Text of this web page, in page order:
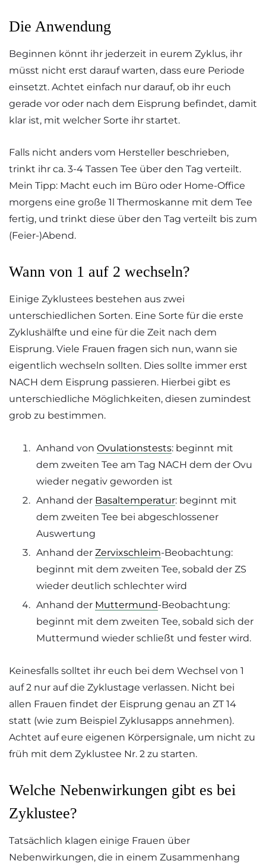
Die Anwendung
Beginnen könnt ihr jederzeit in eurem Zyklus, ihr
müsst nicht erst darauf warten, dass eure Periode
einsetzt. Achtet einfach nur darauf, ob ihr euch
gerade vor oder nach dem Eisprung befindet, damit
klar ist, mit welcher Sorte ihr startet.
Falls nicht anders vom Hersteller beschrieben,
trinkt ihr ca. 3-4 Tassen Tee über den Tag verteilt.
Mein Tipp: Macht euch im Büro oder Home-Office
morgens eine große 1l Thermoskanne mit dem Tee
fertig, und trinkt diese über den Tag verteilt bis zum
(Feier-)Abend.
Wann von 1 auf 2 wechseln?
Einige Zyklustees bestehen aus zwei
unterschiedlichen Sorten. Eine Sorte für die erste
Zyklushälfte und eine für die Zeit nach dem
Eisprung. Viele Frauen fragen sich nun, wann sie
eigentlich wechseln sollten. Dies sollte immer erst
NACH dem Eisprung passieren. Hierbei gibt es
unterschiedliche Möglichkeiten, diesen zumindest
grob zu bestimmen.
Anhand von Ovulationstests: beginnt mit
dem zweiten Tee am Tag NACH dem der Ovu
wieder negativ geworden ist
Anhand der Basaltemperatur: beginnt mit
dem zweiten Tee bei abgeschlossener
Auswertung
Anhand der Zervixschleim-Beobachtung:
beginnt mit dem zweiten Tee, sobald der ZS
wieder deutlich schlechter wird
Anhand der Muttermund-Beobachtung:
beginnt mit dem zweiten Tee, sobald sich der
Muttermund wieder schließt und fester wird.
Keinesfalls solltet ihr euch bei dem Wechsel von 1
auf 2 nur auf die Zyklustage verlassen. Nicht bei
allen Frauen findet der Eisprung genau an ZT 14
statt (wie zum Beispiel Zyklusapps annehmen).
Achtet auf eure eigenen Körpersignale, um nicht zu
früh mit dem Zyklustee Nr. 2 zu starten.
Welche Nebenwirkungen gibt es bei
Zyklustee?
Tatsächlich klagen einige Frauen über
Nebenwirkungen, die in einem Zusammenhang